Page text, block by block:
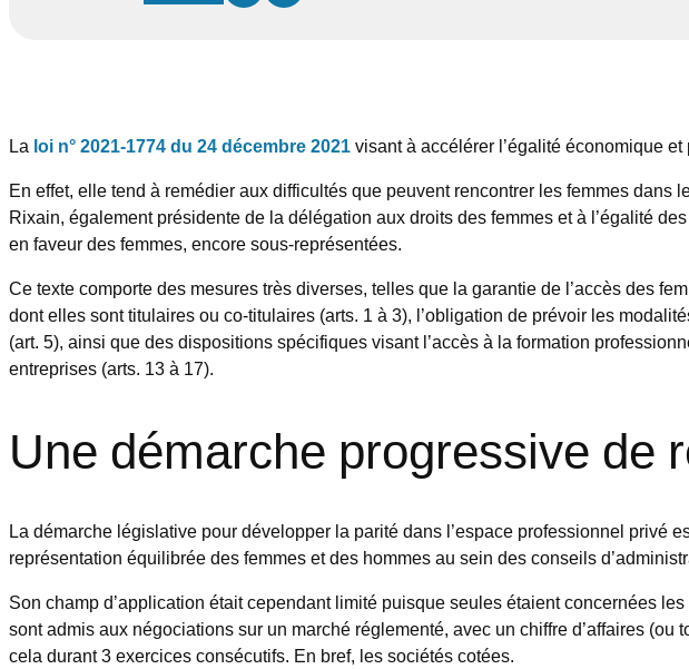
La loi n° 2021-1774 du 24 décembre 2021visant à accélérer l’égalité économique
En effet, elle tend à remédier aux difficultés que peuvent rencontrer les femmes
Rixain, également présidente de la délégation aux droits des femmes et à l’égalité
en faveur des femmes, encore sous-représentées.
Ce texte comporte des mesures très diverses, telles que la garantie de l’accès des
dont elles sont titulaires ou co-titulaires (arts. 1 à 3), l’obligation de prévoir les
(art. 5), ainsi que des dispositions spécifiques visant l’accès à la formation
entreprises (arts. 13 à 17).
Une démarche progressive de
La démarche législative pour développer la parité dans l’espace professionnel privé
représentation équilibrée des femmes et des hommes au sein des conseils
Son champ d’application était cependant limité puisque seules étaient concernées
sont admis aux négociations sur un marché réglementé, avec un chiffre d’affaires
cela durant 3 exercices consécutifs. En bref, les sociétés cotées.